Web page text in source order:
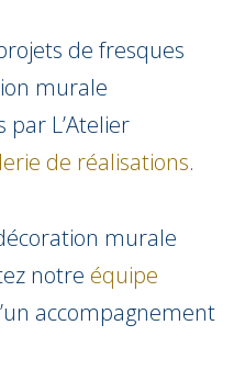
de fresques
murale
L’Atelier
de réalisations.
murale
notre équipe
accompagnement